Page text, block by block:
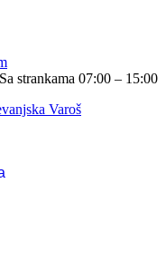
strankama 07:00 – 15:00